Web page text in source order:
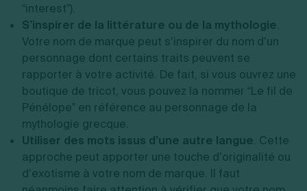
“interest”).
S’inspirer de la littérature ou de la mythologie.
Votre nom de marque peut s’inspirer du nom d’un
personnage dont certains traits peuvent se
rapporter à votre activité. De fait, si vous ouvrez une
boutique de tricot, vous pouvez la nommer “Le fil de
Pénélope” en référence au personnage de la
mythologie grecque.
Utiliser des mots issus d’une autre langue. Cette
approche peut apporter une touche d’originalité ou
d’exotisme à votre nom de marque. Il faut